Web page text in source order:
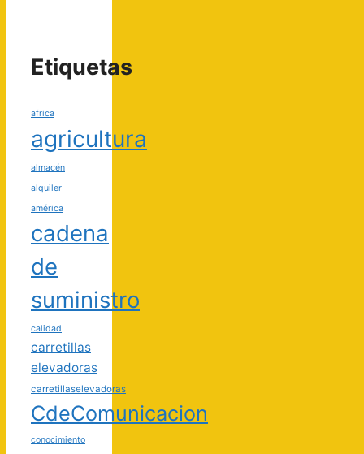
Etiquetas
africa
agricultura
almacén
alquiler
américa
cadena
de
suministro
calidad
carretillas
elevadoras
carretillaselevadoras
CdeComunicacion
conocimiento